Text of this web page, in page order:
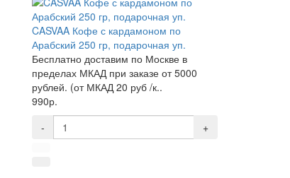
CASVAA Кофе с кардамоном по
Арабский 250 гр, подарочная уп.
Бесплатно доставим по Москве в
пределах МКАД при заказе от 5000
рублей. (от МКАД 20 руб /к..
990р.
-
+